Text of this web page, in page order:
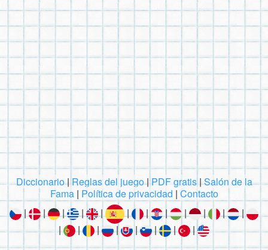
Diccionario| Reglas del juego| PDF gratis|Salón de la
Fama| Política de privacidad | Contacto
|
| | | | | | | | | |
|
|
| | | | | | |